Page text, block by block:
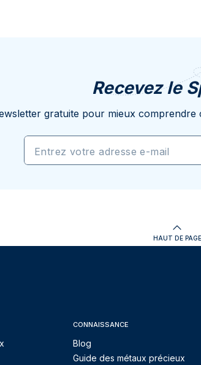
Recevez le
gratuite pour mieux
Entrez votre adresse e-mail
HAUT DE PAGE
CONNAISSANCE
Blog
Guide des métaux précieux